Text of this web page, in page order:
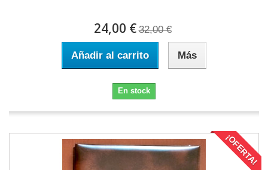
24,00 € 32,00 €
Añadir al carrito Más
En stock
¡OFERTA!